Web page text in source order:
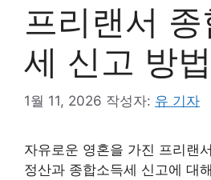
프리랜서
세 신고 방법
1월 11, 2026 작성자: 유 기자
자유로운 영혼을 가진 프리랜
정산과 종합소득세 신고에 대